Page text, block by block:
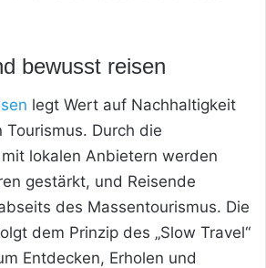
bewusst reisen
legt Wert auf Nachhaltigkeit
Durch die
lokalen Anbietern werden
gestärkt, und Reisende
des Massentourismus. Die
dem Prinzip des „Slow Travel“
Entdecken, Erholen und